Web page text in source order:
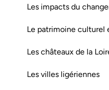
Les impacts du
Le patrimoine culturel
Les châteaux de la
Les villes ligériennes